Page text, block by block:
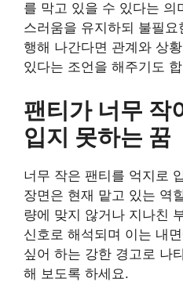
를 막고 있을 수 있다는 의
스러움을 유지하되 불필
행해 나간다면 관계와 상
있다는 조언을 해주기도
팬티가 너무 작
입지 못하는 꿈
너무 작은 팬티를 억지로
장면은 현재 맡고 있는 역
량에 맞지 않거나 지나친
신호로 해석되며 이는 내
싶어 하는 강한 경고로 나
해 보도록 하세요.